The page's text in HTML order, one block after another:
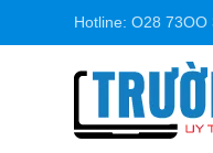
Hotline: O28 73OO